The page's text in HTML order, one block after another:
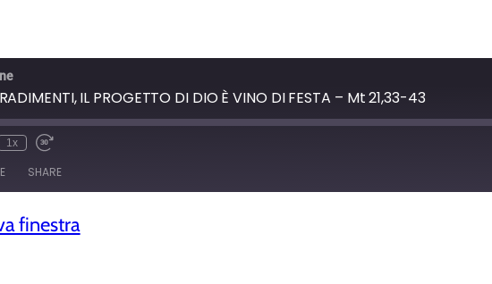
IL PROGETTO DI DIO È VINO DI FESTA – Mt 21,33-43
1x
SHARE
finestra